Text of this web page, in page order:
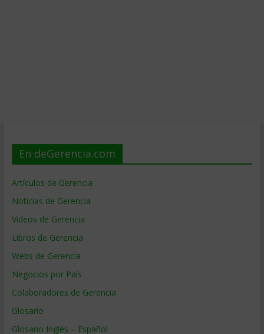
En deGerencia.com
Artículos de Gerencia
Noticias de Gerencia
Videos de Gerencia
Libros de Gerencia
Webs de Gerencia
Negocios por País
Colaboradores de Gerencia
Glosario
Glosario Inglés – Español